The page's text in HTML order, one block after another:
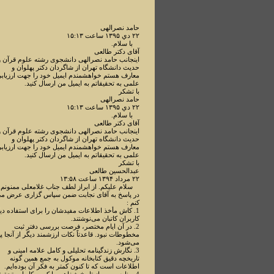
حامد نصرالهی
۲۲ دي ۱۳۹۵ ساعت ۱۵:۱۳
با سلام.
آقای دکتر طالعی
اینجانب حامد نصرالهی دانشجوی رشته علوم قرآن
حدیث دانشگاه تهران از شاگردان دکتر پهلوان و
معارف هستم خواهشمندم ایمیل خود را جهت
علمی به تحقیقاتم به ایمیل من ارسال کنید.
با تشکر
حامد نصرالهی
۲۲ دي ۱۳۹۵ ساعت ۱۵:۱۳
با سلام.
آقای دکتر طالعی
اینجانب حامد نصرالهی دانشجوی رشته علوم قرآن
حدیث دانشگاه تهران از شاگردان دکتر پهلوان و
معارف هستم خواهشمندم ایمیل خود را جهت
علمی به تحقیقاتم به ایمیل من ارسال کنید.
با تشکر
عبدالحسین طالعی
۲۲ مرداد ۱۳۹۴ ساعت ۱۳:۵۸
سلام علیکم. از ابراز لطف جناب غلامعلی ممنونم.
در پاسخ به آقای نجابت ضمن سپاس گزاری عرض
کنم :
1. کاش مأخذ اطلاعات مفیدشان را برای استفاده
کاربران کاتبان می‌نوشتند.
2. در آن ایام مختصر، فرصت بررسی دفتر ثبت
مخطوطات نبود. قاعدتاً نکات ارزشمند دیگر از آنجا
می‌شود.
3. نگارش زندگینامه تحلیلی و کامل علامه امینی و
تاریخچه دقیق کتابخانه موکول به جمع همین گونه
اطلاعات است که تا کنون کمتر به فکر آن بوده‌ایم.